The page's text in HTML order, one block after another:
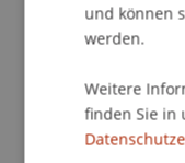
International
Challenge. Das
Planung und
Bauprojekte! Auf
Teams
und können
werden.
Weitere
finden Sie in